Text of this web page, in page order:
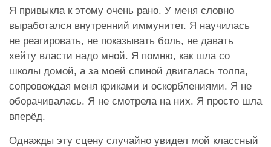
Я привыкла к этому очень рано. У меня словно
выработался внутренний иммунитет. Я научилась
не реагировать, не показывать боль, не давать
хейту власти надо мной. Я помню, как шла со
школы домой, а за моей спиной двигалась толпа,
сопровождая меня криками и оскорблениями. Я не
оборачивалась. Я не смотрела на них. Я просто шла
вперёд.
Однажды эту сцену случайно увидел мой классный